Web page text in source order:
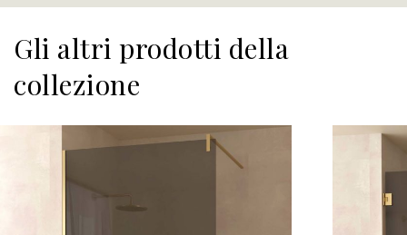
Gli altri prodotti della
collezione